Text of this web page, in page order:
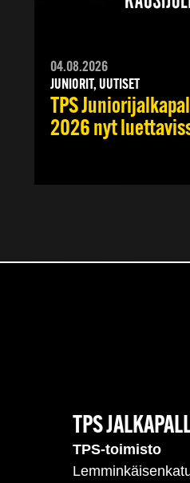
04.08.2026
JUNIORIT, UUTISET
TPS
2026 nyt
TPS
TPS-toimisto